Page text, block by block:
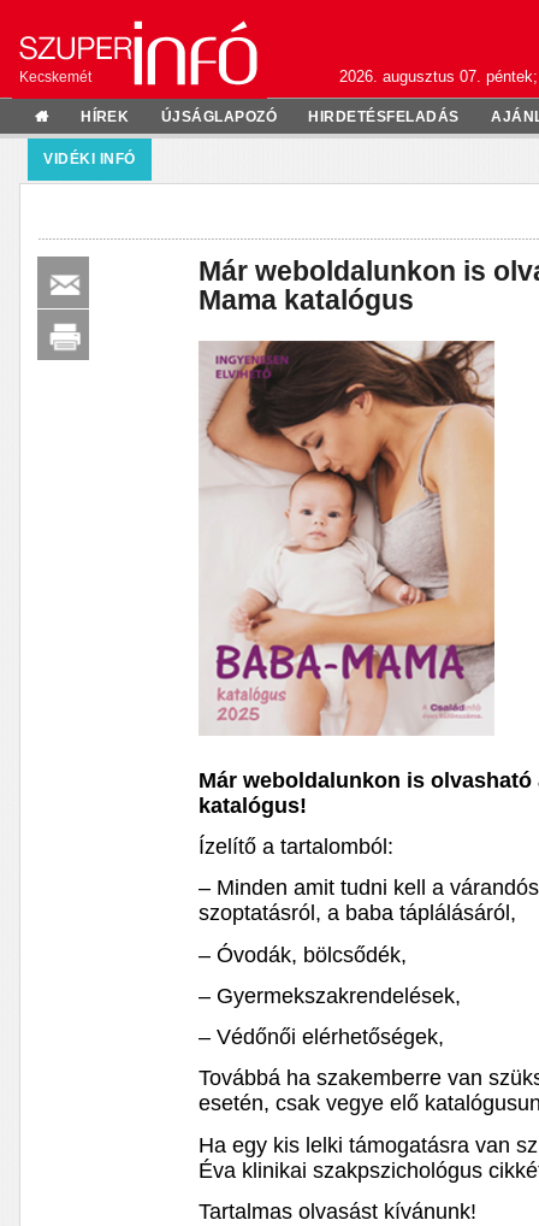
Kecskemét 2026. augusztus 07.
HÍREK ÚJSÁGLAPOZÓ HIRDETÉSFELADÁS
VIDÉKI INFÓ
Már weboldalunkon is
Mama katalógus
Már weboldalunkon is olvasható
katalógus!
Ízelítő a tartalomból:
– Minden amit tudni kell a
szoptatásról, a baba táplálásáról,
– Óvodák, bölcsődék,
– Gyermekszakrendelések,
– Védőnői elérhetőségek,
Továbbá ha szakemberre van
esetén, csak vegye elő
Ha egy kis lelki támogatásra van
Éva klinikai szakpszichológus
Tartalmas olvasást kívánunk!